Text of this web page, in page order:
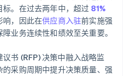
。在过去两年中，超过 81%
响，因此在供应商入驻前实施强
业务连续性和绩效至关重要。
书 (RFP) 决策中融入战略监
采购周期中提升决策质量、强